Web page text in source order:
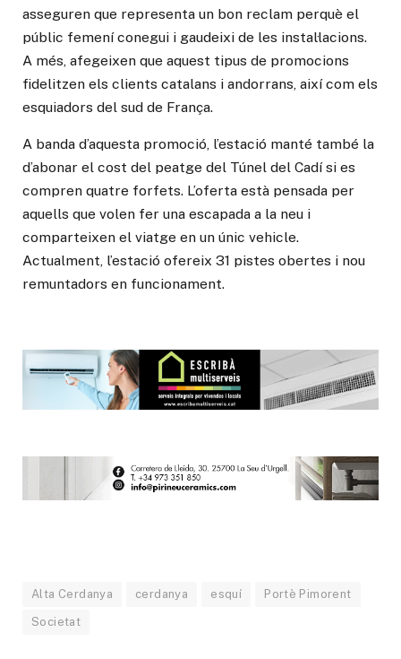
asseguren que representa un bon reclam perquè el
públic femení conegui i gaudeixi de les instal·lacions.
A més, afegeixen que aquest tipus de promocions
fidelitzen els clients catalans i andorrans, així com els
esquiadors del sud de França.
A banda d’aquesta promoció, l’estació manté també la
d’abonar el cost del peatge del Túnel del Cadí si es
compren quatre forfets. L’oferta està pensada per
aquells que volen fer una escapada a la neu i
comparteixen el viatge en un únic vehicle.
Actualment, l’estació ofereix 31 pistes obertes i nou
remuntadors en funcionament.
Alta Cerdanya cerdanya esquí Portè Pimorent
Societat